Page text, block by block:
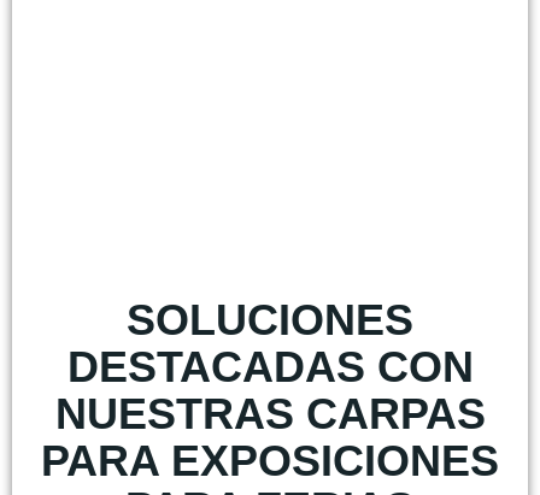
SOLUCIONES
DESTACADAS CON
NUESTRAS CARPAS
PARA EXPOSICIONES